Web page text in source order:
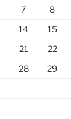
7 8
14 15
21 22
28 29